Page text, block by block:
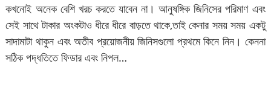
কখনোই অনেক বেশি খরচ করতে যাবেন না। আনুষঙ্গিক জিনিসের পরিমাণ এবং
সেই সাথে টাকার অংকটাও ধীরে ধীরে বাড়তে থাকে,তাই কেনার সময় সময় একটু
সাদামাটা থাকুন এবং অতীব প্রয়োজনীয় জিনিসগুলো প্রথমে কিনে নিন। কেননা
সঠিক পদ্ধতিতে ফিডার এবং নিপল…